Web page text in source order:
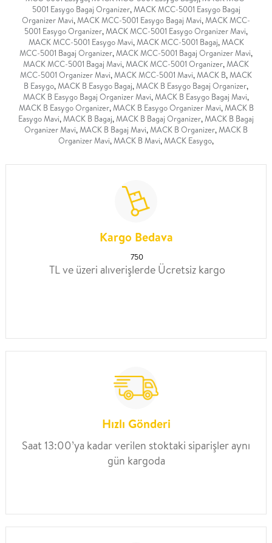
5001 Easygo Bagaj Organizer,MACK MCC-5001 Easygo Bagaj
Organizer Mavi,MACK MCC-5001 Easygo Bagaj Mavi,MACK MCC-
5001 Easygo Organizer,MACK MCC-5001 Easygo Organizer Mavi,
MACK MCC-5001 Easygo Mavi,MACK MCC-5001 Bagaj,MACK
MCC-5001 Bagaj Organizer,MACK MCC-5001 Bagaj Organizer Mavi,
MACK MCC-5001 Bagaj Mavi,MACK MCC-5001 Organizer,MACK
MCC-5001 Organizer Mavi,MACK MCC-5001 Mavi,MACK B,MACK
B Easygo,MACK B Easygo Bagaj,MACK B Easygo Bagaj Organizer,
MACK B Easygo Bagaj Organizer Mavi,MACK B Easygo Bagaj Mavi,
MACK B Easygo Organizer,MACK B Easygo Organizer Mavi,MACK B
Easygo Mavi,MACK B Bagaj,MACK B Bagaj Organizer,MACK B Bagaj
Organizer Mavi,MACK B Bagaj Mavi,MACK B Organizer,MACK B
Organizer Mavi,MACK B Mavi,MACK Easygo,
Kargo Bedava
750
TL ve üzeri alıverişlerde Ücretsiz kargo
Hızlı Gönderi
Saat 13:00’ya kadar verilen stoktaki siparişler aynı
gün kargoda